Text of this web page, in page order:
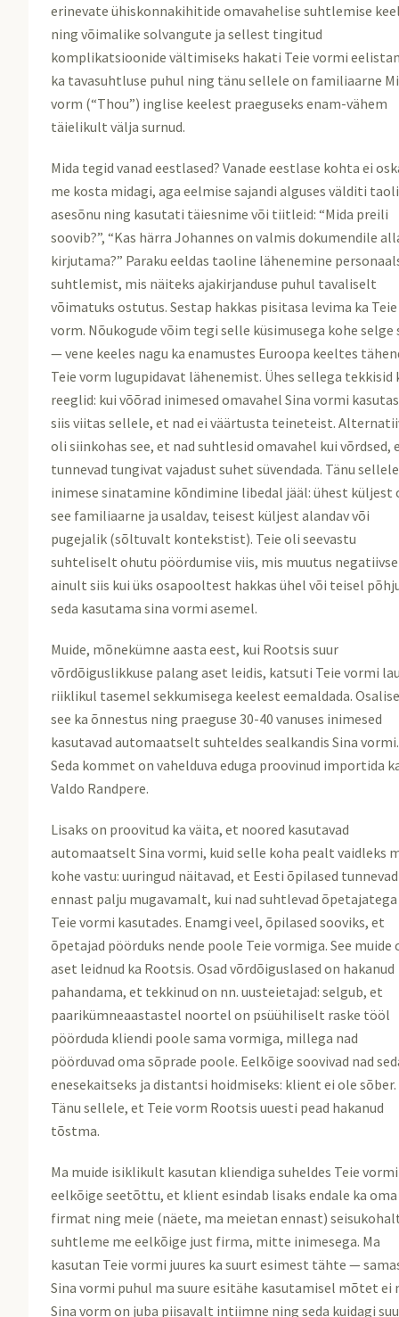
erinevate ühiskonnakihitide omavahelise suhtlemise
ning võimalike solvangute ja sellest tingitud
komplikatsioonide vältimiseks hakati Teie vormi
ka tavasuhtluse puhul ning tänu sellele on familiaarne
vorm (“Thou”) inglise keelest praeguseks enam-vähem
täielikult välja surnud.
Mida tegid vanad eestlased? Vanade eestlase kohta ei
me kosta midagi, aga eelmise sajandi alguses välditi
asesõnu ning kasutati täiesnime või tiitleid: “Mida preili
soovib?”, “Kas härra Johannes on valmis dokumendile
kirjutama?” Paraku eeldas taoline lähenemine
suhtlemist, mis näiteks ajakirjanduse puhul tavaliselt
võimatuks ostutus. Sestap hakkas pisitasa levima ka Teie
vorm. Nõukogude võim tegi selle küsimusega kohe selge
— vene keeles nagu ka enamustes Euroopa keeltes
Teie vorm lugupidavat lähenemist. Ühes sellega tekkisid
reeglid: kui võõrad inimesed omavahel Sina vormi
siis viitas sellele, et nad ei väärtusta teineteist.
oli siinkohas see, et nad suhtlesid omavahel kui võrdsed,
tunnevad tungivat vajadust suhet süvendada. Tänu
inimese sinatamine kõndimine libedal jääl: ühest küljest
see familiaarne ja usaldav, teisest küljest alandav või
pugejalik (sõltuvalt kontekstist). Teie oli seevastu
suhteliselt ohutu pöördumise viis, mis muutus
ainult siis kui üks osapooltest hakkas ühel või teisel
seda kasutama sina vormi asemel.
Muide, mõnekümne aasta eest, kui Rootsis suur
võrdõiguslikkuse palang aset leidis, katsuti Teie vormi
riiklikul tasemel sekkumisega keelest eemaldada.
see ka õnnestus ning praeguse 30-40 vanuses inimesed
kasutavad automaatselt suhteldes sealkandis Sina vormi.
Seda kommet on vahelduva eduga proovinud importida
Valdo Randpere.
Lisaks on proovitud ka väita, et noored kasutavad
automaatselt Sina vormi, kuid selle koha pealt vaidleks
kohe vastu: uuringud näitavad, et Eesti õpilased tunnevad
ennast palju mugavamalt, kui nad suhtlevad õpetajatega
Teie vormi kasutades. Enamgi veel, õpilased sooviks, et
õpetajad pöörduks nende poole Teie vormiga. See muide
aset leidnud ka Rootsis. Osad võrdõiguslased on hakanud
pahandama, et tekkinud on nn. uusteietajad: selgub, et
paarikümneaastastel noortel on psüühiliselt raske tööl
pöörduda kliendi poole sama vormiga, millega nad
pöörduvad oma sõprade poole. Eelkõige soovivad nad
enesekaitseks ja distantsi hoidmiseks: klient ei ole sõber.
Tänu sellele, et Teie vorm Rootsis uuesti pead hakanud
tõstma.
Ma muide isiklikult kasutan kliendiga suheldes Teie
eelkõige seetõttu, et klient esindab lisaks endale ka oma
firmat ning meie (näete, ma meietan ennast)
suhtleme me eelkõige just firma, mitte inimesega. Ma
kasutan Teie vormi juures ka suurt esimest tähte —
Sina vormi puhul ma suure esitähe kasutamisel mõtet ei
Sina vorm on juba piisavalt intiimne ning seda kuidagi